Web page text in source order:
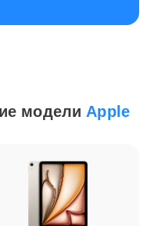
модели Apple